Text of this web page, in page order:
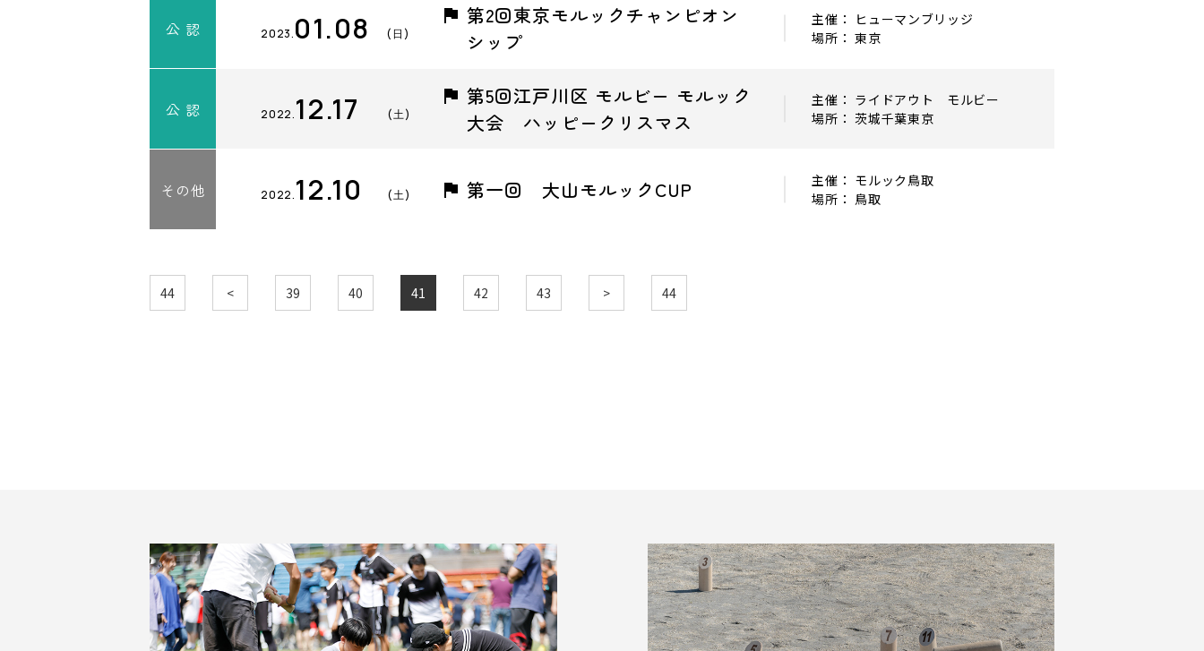
公 認 2023.01.08 (日)
第2回東京モルックチャンピオン
シップ
主催： ヒューマンブリッジ
場所： 東京
公 認 2022.12.17 (土)
第5回江戸川区 モルビー モルック
大会 ハッピークリスマス
主催： ライドアウト モルビー
場所： 茨城千葉東京
その他 2022.12.10 (土) 第一回 大山モルックCUP
主催： モルック鳥取
場所： 鳥取
44 < 39 40 41 42 43 > 44